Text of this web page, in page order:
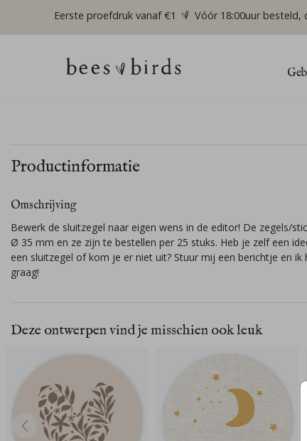
Eerste proefdruk vanaf €1 Vóór 18:00uur besteld,
Productinformatie
Omschrijving
Bewerk de sluitzegel naar eigen wens in de editor! De zegels/
Ø 35 mm en ze zijn te bestellen per 25 stuks. Heb je zelf een
een sluitzegel of kom je er niet uit? Stuur mij een berichtje en ik
graag!
Deze ontwerpen vind je misschien ook leuk